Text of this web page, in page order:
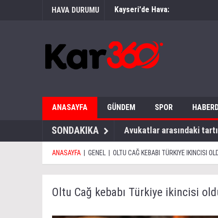
HAVA DURUMU Kayseri'de Hava:
ANASAYFA GÜNDEM SPOR
SONDAKIKA Avukatlar arasındaki
ANASAYFA GENEL OLTU CAĞ KEBABI TÜRKIYE IKINCISI
Oltu Cağ kebabı Türkiye ikincisi